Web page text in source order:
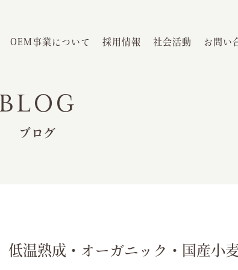
OEM事業について 採用情報 社会活動 お問い
ブログ
低温熟成・オーガニック・国産